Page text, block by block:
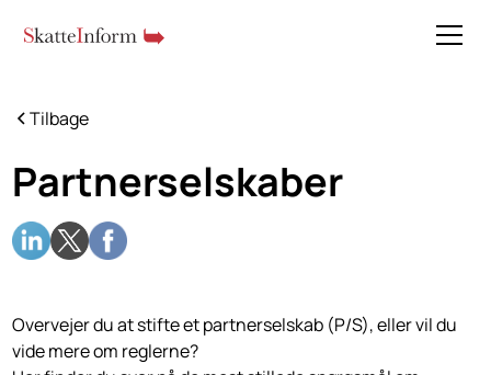
Tilbage
Partnerselskaber
Overvejer du at stifte et partnerselskab (P/S), eller vil du
vide mere om reglerne?